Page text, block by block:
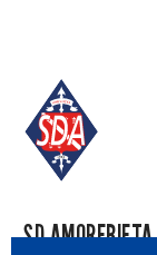
SD AMOREBIETA